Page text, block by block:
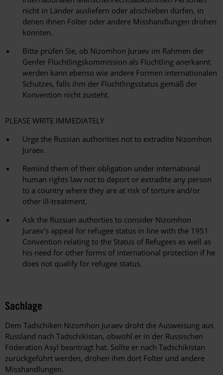
nicht in Länder ausliefern oder abschieben dürfen, in
denen ihnen Folter oder andere Misshandlungen drohen
könnten.
Bitte prüfen Sie, ob Nizomhon Juraev im Rahmen der
Genfer Flüchtlingskommission als Flüchtling anerkannt
werden kann ebenso wie andere Formen internationalen
Schutzes, falls ihm der Flüchtlingsstatus gemäß der
Konvention nicht zusteht.
PLEASE WRITE IMMEDIATELY
Urge the Russian authorities not to extradite Nizomhon
Juraev.
Remind them of their obligation under international
human rights law not to deport or extradite any person
to a country where they are at risk of torture and/or
other ill-treatment.
Ask the Russian authorties to consider Nizomhon
Juraev’s appeal for refugee status in line with the 1951
Convention relating to the Status of Refugees as well as
his need for other forms of international protection if he
does not qualify for refugee status.
Sachlage
Dem Tadschiken Nizomhon Juraev droht die Ausweisung aus
Russland nach Tadschikistan, obwohl er in der Russischen
Föderation Asyl beantragt hat. Sollte er nach Tadschikistan
zurückgeführt werden, drohen ihm dort Folter und andere
Misshandlungen.